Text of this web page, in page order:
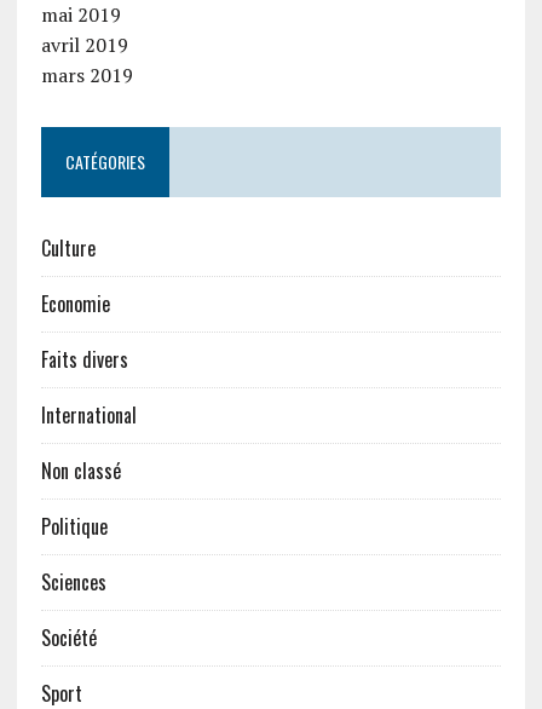
mai 2019
avril 2019
mars 2019
CATÉGORIES
Culture
Economie
Faits divers
International
Non classé
Politique
Sciences
Société
Sport